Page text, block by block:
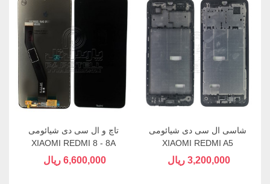
شاسی ال سی دی شیائومی
XIAOMI REDMI A5
3,200,000 ریال
تاچ و ال سی دی شیائومی
XIAOMI REDMI 8 - 8A
6,600,000 ریال